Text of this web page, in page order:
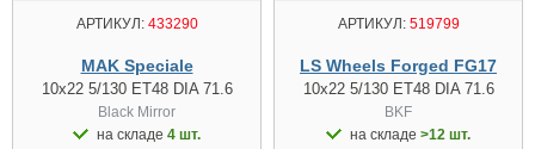
АРТИКУЛ:433290
MAK Speciale
10x22 5/130 ET48 DIA 71.6
Black Mirror
на складе 4 шт.
АРТИКУЛ:519799
LS Wheels Forged FG17
10x22 5/130 ET48 DIA 71.6
BKF
на складе >12 шт.